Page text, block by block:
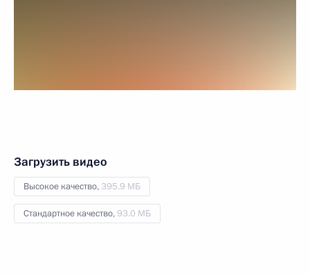
Загрузить видео
Высокое качество, 395.9 МБ
Стандартное качество,93.0 МБ